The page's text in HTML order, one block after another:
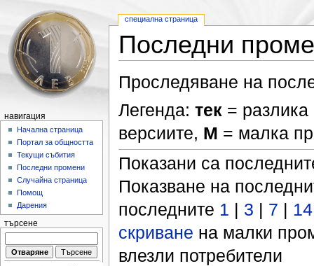
Последни
Проследяване на
Легенда: тек= разлика
версиите, М = малка
Показани са
Показване на
последните 1 | 3 | 7 | 14
скриване на малки
влезли потребители
специална страница
навигация
Начална страница
Портал за общността
Текущи събития
Последни промени
Случайна страница
Помощ
Дарения
търсене